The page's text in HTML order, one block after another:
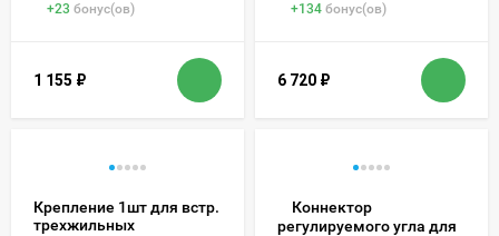
+23 бонус(ов)
1 155 ₽
+134 бонус(ов)
6 720 ₽
Крепление 1шт для встр.
трехжильных
Коннектор
регулируемого угла для